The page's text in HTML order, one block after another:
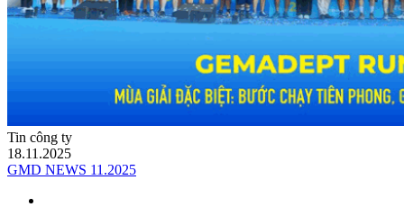
Tin công ty
18.11.2025
GMD NEWS 11.2025